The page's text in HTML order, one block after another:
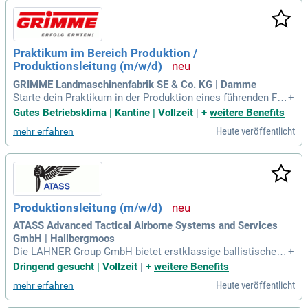
tive Steuerung und erkennst Störungen im Prozess. Gemein
sam mit Mitarbeitenden und Schichtführungen koordinierst
du sofortige Verbesserungen. Lerne, Verantwortung für Prod
uktionsbereiche zu tragen – erleben kannst du das im dyna
mischen Tagesgeschäft.
Praktikum im Bereich Produktion /
Produktionsleitung (m/w/d)
GRIMME Landmaschinenfabrik SE & Co. KG | Damme
Starte dein Praktikum in der Produktion eines führenden Fa
milienunternehmens der Landmaschinenbranche! Während
ng und nimmst an spannenden Projekten teil. Du wirst veran
twortlich für Dokumentationen und eigene Teilprojekte, dab
ei stehst du vor herausfordernden Aufgaben zur Optimierung
von Durchlaufzeiten und Montagequalität. Diese Erfahrunge
n sind ideal für Studierende des Wirtschaftsingenieurwesen
s, Maschinenbaus oder vergleichbarer Studienrichtungen. Z
ögere nicht, deine ersten Kenntnisse in Montage oder Lean
Management einzubringen. Bewirb dich jetzt für ein Praktiku
m, das deine Karriere im Produktionsumfeld voranbringt!
+
Gutes Betriebsklima | Kantine | Vollzeit | + weitere Benefits
mehr erfahren Heute veröffentlicht
Produktionsleitung (m/w/d)
ATASS Advanced Tactical Airborne Systems and Services
GmbH | Hallbergmoos
Die LAHNER Group GmbH bietet erstklassige ballistische S
chutzlösungen für Militär, Behörden und Sicherheitsorganisa
tionen. Durch strategische Partnerschaften garantieren wir i
nnovative Technologien und exzellenten Kundenservice. Uns
ere umfassende Erfahrung mit Spezialeinheiten bildet die Ba
+
Dringend gesucht | Vollzeit | + weitere Benefits
mehr erfahren Heute veröffentlicht